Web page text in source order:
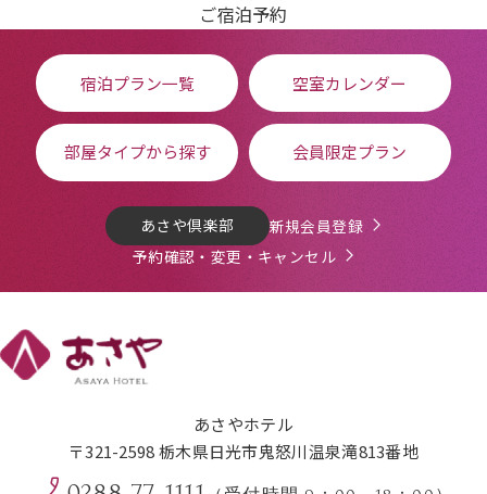
ご宿泊予約
宿泊プラン一覧 空室カレンダー
部屋タイプから探す 会員限定プラン
あさや倶楽部
新規会員登録
予約確認・変更・キャンセル
あさやホテル
〒321-2598 栃木県日光市鬼怒川温泉滝813番地